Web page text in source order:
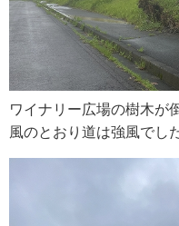
RECRUIT
ワイナリー広場の樹木が
風のとおり道は強風でし